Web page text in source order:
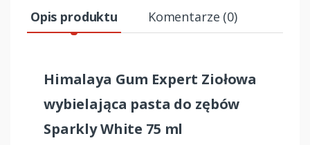
Opis produktu Komentarze (0)
Himalaya Gum Expert Ziołowa
wybielająca pasta do zębów
Sparkly White 75 ml